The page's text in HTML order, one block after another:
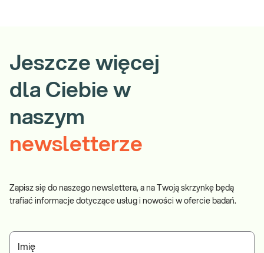
Jeszcze więcej
dla Ciebie w
naszym
newsletterze
Zapisz się do naszego newslettera, a na Twoją skrzynkę będą
trafiać informacje dotyczące usług i nowości w ofercie badań.
Imię